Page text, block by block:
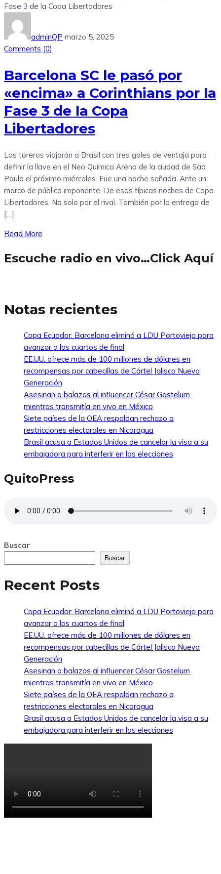
adminQP marzo 5, 2025
Comments (0)
Barcelona SC le pasó por
«encima» a Corinthians por la
Fase 3 de la Copa
Libertadores
Los toreros viajarán a Brasil con tres goles de ventaja para
definir la llave en el Neo Química Arena de la ciudad de Sao
Paulo el próximo miércoles. Fue una noche soñada. Ante un
marco de público imponente. De esas típicas noches de Copa
Libertadores. No solo por el rival. También por la entrega de
[…]
Read More
Escuche radio en vivo…Click Aquí
Notas recientes
Copa Ecuador: Barcelona eliminó a LDU Portoviejo para
avanzar a los cuartos de final
EE.UU. ofrece más de 100 millones de dólares en
recompensas por cabecillas de Cártel Jalisco Nueva
Generación
Asesinan a balazos al influencer César Gastelum
mientras transmitía en vivo en México
Siete países de la OEA respaldan rechazo a
restricciones electorales en Nicaragua
Brasil acusa a Estados Unidos de cancelar la visa a su
embajadora para interferir en las elecciones
QuitoPress
Buscar
Buscar
Recent Posts
Copa Ecuador: Barcelona eliminó a LDU Portoviejo para
avanzar a los cuartos de final
EE.UU. ofrece más de 100 millones de dólares en
recompensas por cabecillas de Cártel Jalisco Nueva
Generación
Asesinan a balazos al influencer César Gastelum
mientras transmitía en vivo en México
Siete países de la OEA respaldan rechazo a
restricciones electorales en Nicaragua
Brasil acusa a Estados Unidos de cancelar la visa a su
embajadora para interferir en las elecciones